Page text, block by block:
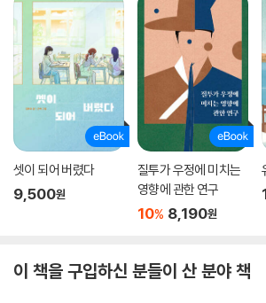
셋이 되어 버렸다
9,500원
질투가 우정에 미치는
영향에 관한 연구
10% 8,190원
이 책을 구입하신 분들이 산 분야 책